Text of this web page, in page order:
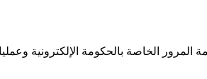
الخاصة بالحكومة الإلكترونية